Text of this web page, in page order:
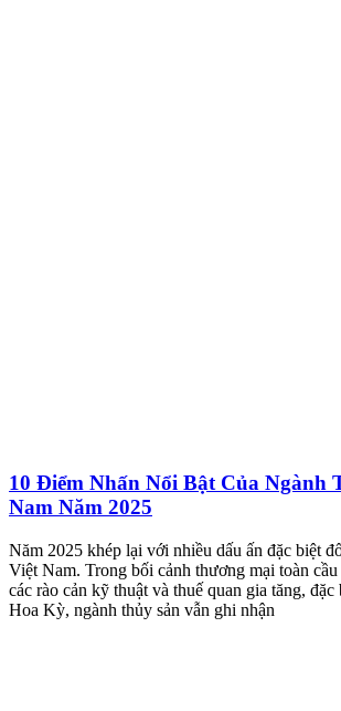
10 Điểm Nhấn Nổi Bật Của Ngành
Nam Năm 2025
Năm 2025 khép lại với nhiều dấu ấn đặc biệt
Việt Nam. Trong bối cảnh thương mại toàn
các rào cản kỹ thuật và thuế quan gia tăng,
Hoa Kỳ, ngành thủy sản vẫn ghi nhận